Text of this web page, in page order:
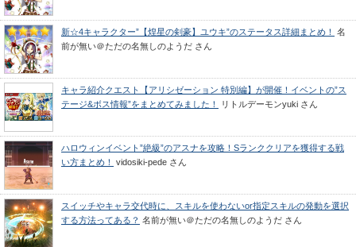
新☆4キャラクター”【煌星の剣豪】ユウキ”のステータス詳細まとめ！
名
前が無い＠ただの名無しのようだ さん
キャラ紹介クエスト【アリシゼーション 特別編】が開催！イベントの”ス
テージ&ボス情報”をまとめてみました！
リトルデーモンyuki さん
ハロウィンイベント”絶級”のアスナを攻略！Sランククリアを獲得する戦
い方まとめ！
vidosiki-pede さん
スイッチやキャラ交代時に、スキルを使わないor指定スキルの発動を選択
する方法ってある？ 名前が無い＠ただの名無しのようだ さん